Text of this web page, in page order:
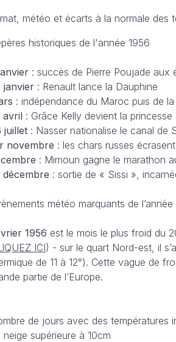
météo et écarts à la normale des
historiques de l'année 1956
: succès de Pierre Poujade aux
janvier : Renault lance la Dauphine
: indépendance du Maroc puis de la
avril : Grâce Kelly devient la
juillet : Nasser nationalise le canal de
novembre : les chars russes
: Mimoun gagne le marathon
décembre : sortie de « Sissi »,
météo marquants de
1956 est le mois le plus froid du
ICI) - sur le quart Nord-est, il
de 11 à 12°). Cette vague de
partie de l’Europe.
de jours avec des températures
neige supérieure à 10cm